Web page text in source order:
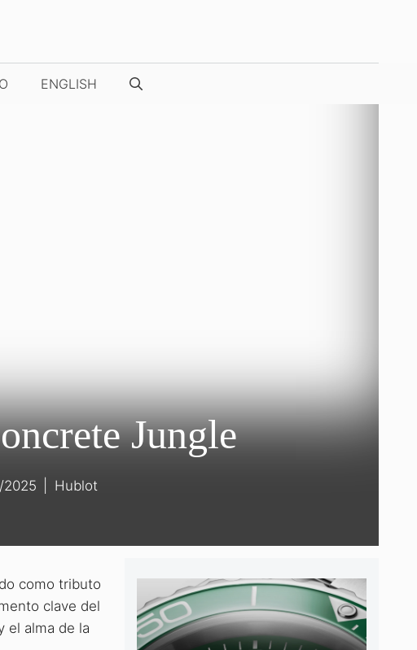
ENGLISH
Jungle
Hublot
como tributo
clave del
el alma de la